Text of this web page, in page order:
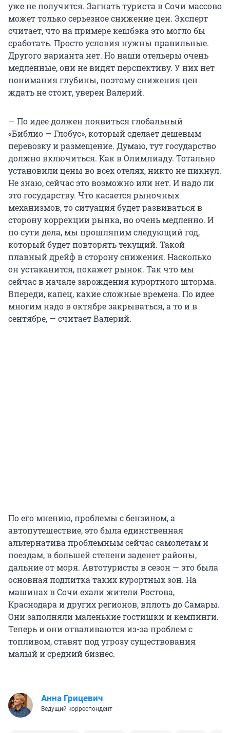
уже не получится. Загнать туриста в Сочи массово
может только серьезное снижение цен. Эксперт
считает, что на примере кешбэка это могло бы
сработать. Просто условия нужны правильные.
Другого варианта нет. Но наши отельеры очень
медленные, они не видят перспективу. У них нет
понимания глубины, поэтому снижения цен
ждать не стоит, уверен Валерий.
— По идее должен появиться глобальный
«Библио — Глобус», который сделает дешевым
перевозку и размещение. Думаю, тут государство
должно включиться. Как в Олимпиаду. Тотально
установили цены во всех отелях, никто не пикнул.
Не знаю, сейчас это возможно или нет. И надо ли
это государству. Что касается рыночных
механизмов, то ситуация будет развиваться в
сторону коррекции рынка, но очень медленно. И
по сути дела, мы прошляпим следующий год,
который будет повторять текущий. Такой
плавный дрейф в сторону снижения. Насколько
он устаканится, покажет рынок. Так что мы
сейчас в начале зарождения курортного шторма.
Впереди, капец, какие сложные времена. По идее
многим надо в октябре закрываться, а то и в
сентябре, — считает Валерий.
По его мнению, проблемы с бензином, а
автопутешествие, это была единственная
альтернатива проблемным сейчас самолетам и
поездам, в большей степени заденет районы,
дальние от моря. Автотуристы в сезон — это была
основная подпитка таких курортных зон. На
машинах в Сочи ехали жители Ростова,
Краснодара и других регионов, вплоть до Самары.
Они заполняли маленькие гостишки и кемпинги.
Теперь и они отваливаются из-за проблем с
топливом, ставят под угрозу существования
малый и средний бизнес.
Анна Грицевич
Ведущий корреспондент